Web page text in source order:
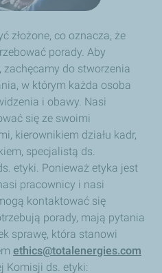
złożone, co oznacza, że
porady. Aby
do stworzenia
w którym każda osoba
i obawy. Nasi
się ze swoimi
kierownikiem działu kadr,
specjalistą ds.
etyki. Ponieważ etyka jest
pracownicy i nasi
kontaktować się
porady, mają pytania
sprawę, która stanowi
ethics@totalenergies.com
Komisji ds. etyki: